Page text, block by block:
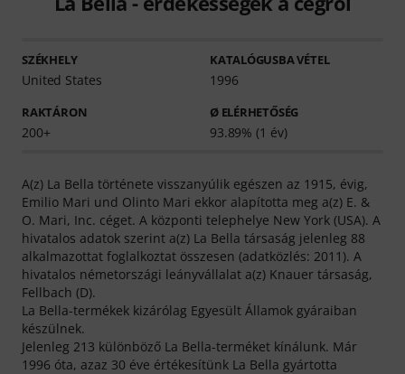
SZÉKHELY
United States
KATALÓGUSBA VÉTEL
1996
RAKTÁRON
200+
Ø ELÉRHETŐSÉG
93.89% (1 év)
A(z) La Bella története visszanyúlik egészen az 1915, évig,
Emilio Mari und Olinto Mari ekkor alapította meg a(z) E. &
O. Mari, Inc. céget. A központi telephelye New York (USA). A
hivatalos adatok szerint a(z) La Bella társaság jelenleg 88
alkalmazottat foglalkoztat összesen (adatközlés: 2011). A
hivatalos németországi leányvállalat a(z) Knauer társaság,
Fellbach (D).
La Bella-termékek kizárólag Egyesült Államok gyáraiban
készülnek.
Jelenleg 213 különböző La Bella-terméket kínálunk. Már
1996 óta, azaz 30 éve értékesítünk La Bella gyártotta